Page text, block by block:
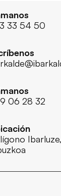
33 54 50
06 28 32